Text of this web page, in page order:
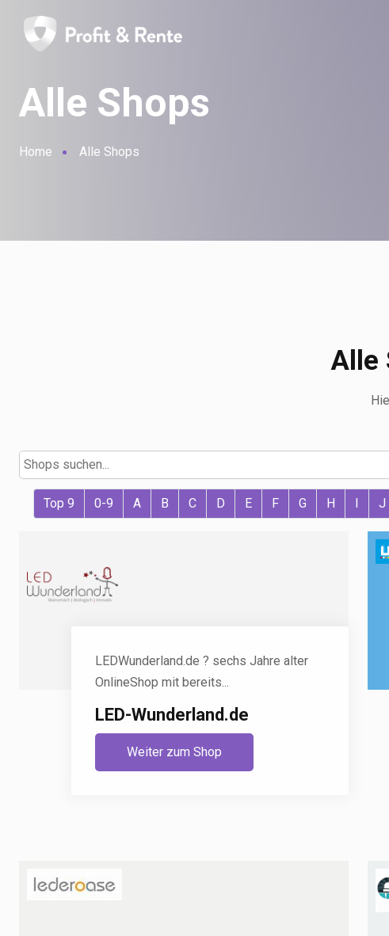
Alle Shops
Home Alle Shops
Alle
Top 9 0-9 A B C D E F G H I J
LEDWunderland.de ? sechs Jahre alter
OnlineShop mit bereits...
LED-Wunderland.de
Weiter zum Shop